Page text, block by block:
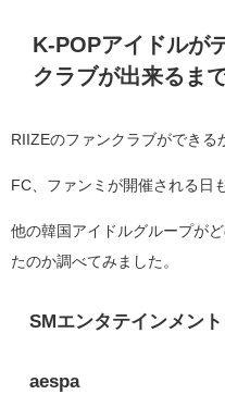
K-POPアイドルが
クラブが出来るま
RIIZEのファンクラブができる
FC、ファンミが開催される日
他の韓国アイドルグループが
たのか調べてみました。
SMエンタテインメント
aespa